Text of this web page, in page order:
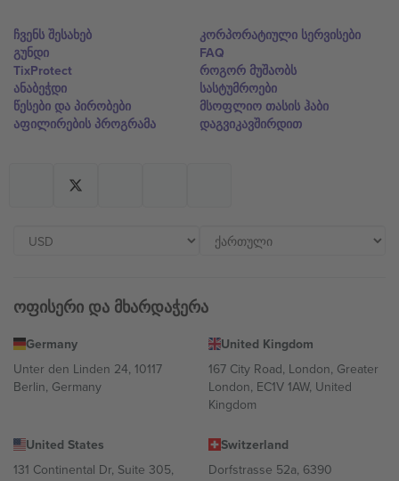
ჩვენს შესახებ
გუნდი
TixProtect
ანაბეჭდი
წესები და პირობები
აფილირების პროგრამა
კორპორატიული სერვისები
FAQ
როგორ მუშაობს
სასტუმროები
მსოფლიო თასის ჰაბი
დაგვიკავშირდით
ოფისერი და მხარდაჭერა
Germany
Unter den Linden 24, 10117
Berlin, Germany
United Kingdom
167 City Road, London, Greater
London, EC1V 1AW, United
Kingdom
United States
131 Continental Dr, Suite 305,
Switzerland
Dorfstrasse 52a, 6390